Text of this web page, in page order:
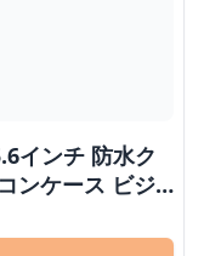
インチ 防水ク
ンケース ビジ